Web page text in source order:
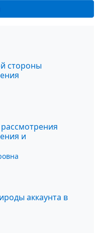
стороны
и
аккаунта в